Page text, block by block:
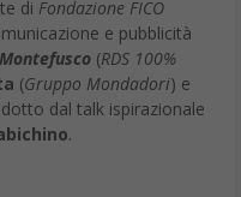
di Fondazione FICO
e pubblicità
(RDS 100%
(Gruppo Mondadori) e
dal talk ispirazionale
.